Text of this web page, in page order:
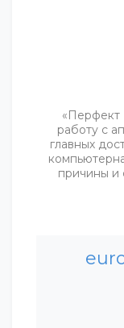
«Перфект
работу с
главных
причины и